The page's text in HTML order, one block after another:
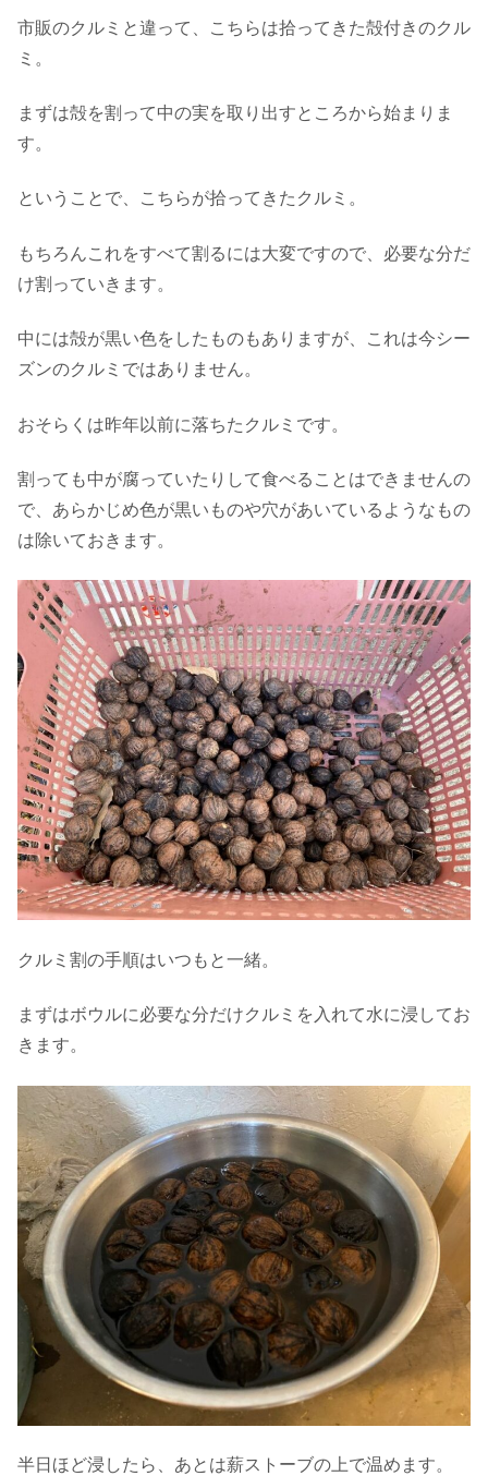
市販のクルミと違って、こちらは拾ってきた殻付きのクル
ミ。
まずは殻を割って中の実を取り出すところから始まりま
す。
ということで、こちらが拾ってきたクルミ。
もちろんこれをすべて割るには大変ですので、必要な分だ
け割っていきます。
中には殻が黒い色をしたものもありますが、これは今シー
ズンのクルミではありません。
おそらくは昨年以前に落ちたクルミです。
割っても中が腐っていたりして食べることはできませんの
で、あらかじめ色が黒いものや穴があいているようなもの
は除いておきます。
クルミ割の手順はいつもと一緒。
まずはボウルに必要な分だけクルミを入れて水に浸してお
きます。
半日ほど浸したら、あとは薪ストーブの上で温めます。